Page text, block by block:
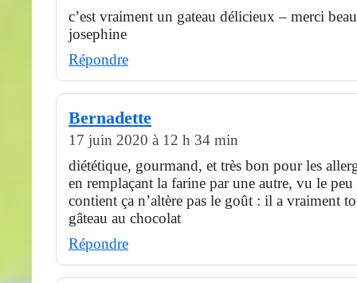
c’est vraiment un gateau délicieux – merci
josephine
Répondre
Bernadette
17 juin 2020 à 12 h 34 min
diététique, gourmand, et très bon pour les
en remplaçant la farine par une autre, vu le
contient ça n’altère pas le goût : il a vraiment
gâteau au chocolat
Répondre